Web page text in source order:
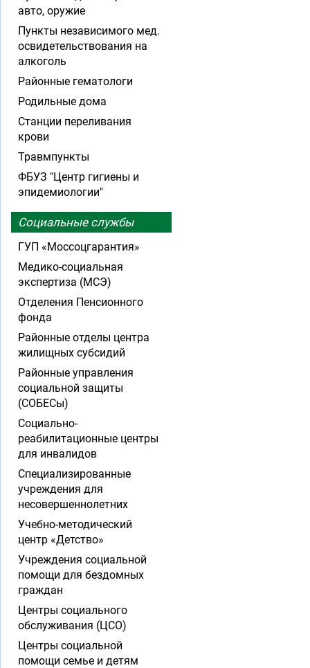
авто, оружие
Пункты независимого мед.
освидетельствования на
алкоголь
Районные гематологи
Родильные дома
Станции переливания
крови
Травмпункты
ФБУЗ "Центр гигиены и
эпидемиологии"
Социальные службы
ГУП «Моссоцгарантия»
Медико-социальная
экспертиза (МСЭ)
Отделения Пенсионного
фонда
Районные отделы центра
жилищных субсидий
Районные управления
социальной защиты
(СОБЕСы)
Социально-
реабилитационные центры
для инвалидов
Специализированные
учреждения для
несовершеннолетних
Учебно-методический
центр «Детство»
Учреждения социальной
помощи для бездомных
граждан
Центры социального
обслуживания (ЦСО)
Центры социальной
помощи семье и детям